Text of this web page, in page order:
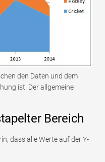
den Daten und dem
ist. Der allgemeine
Bereich
dass alle Werte auf der Y-